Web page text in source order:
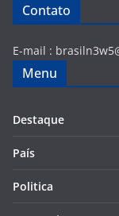
Contato
E-mail :
Menu
Destaque
País
Politica